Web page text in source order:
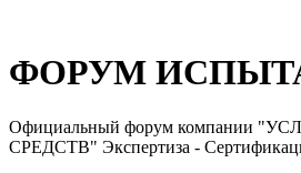
ФОРУМ
Официальный форум
СРЕДСТВ" Экспертиза -